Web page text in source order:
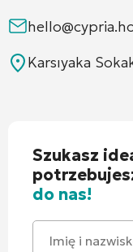
Karsıyaka
Szukasz
do nas!